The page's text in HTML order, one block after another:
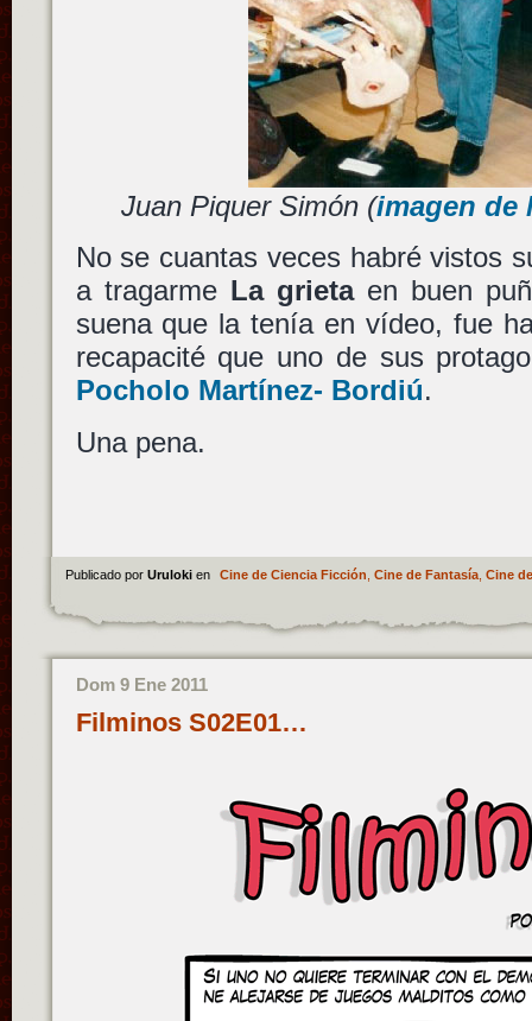
Juan Piquer Simón (imagen de
No se cuantas veces habré vistos
a tragarme La grietaen buen
suena que la tenía en vídeo, fue
recapacité que uno de sus
Pocholo Martínez- Bordiú.
Una pena.
Publicado por Uruloki en Cine de Ciencia Ficción Cine de Fantasía, Cine
Dom 9 Ene 2011
Filminos S02E01…